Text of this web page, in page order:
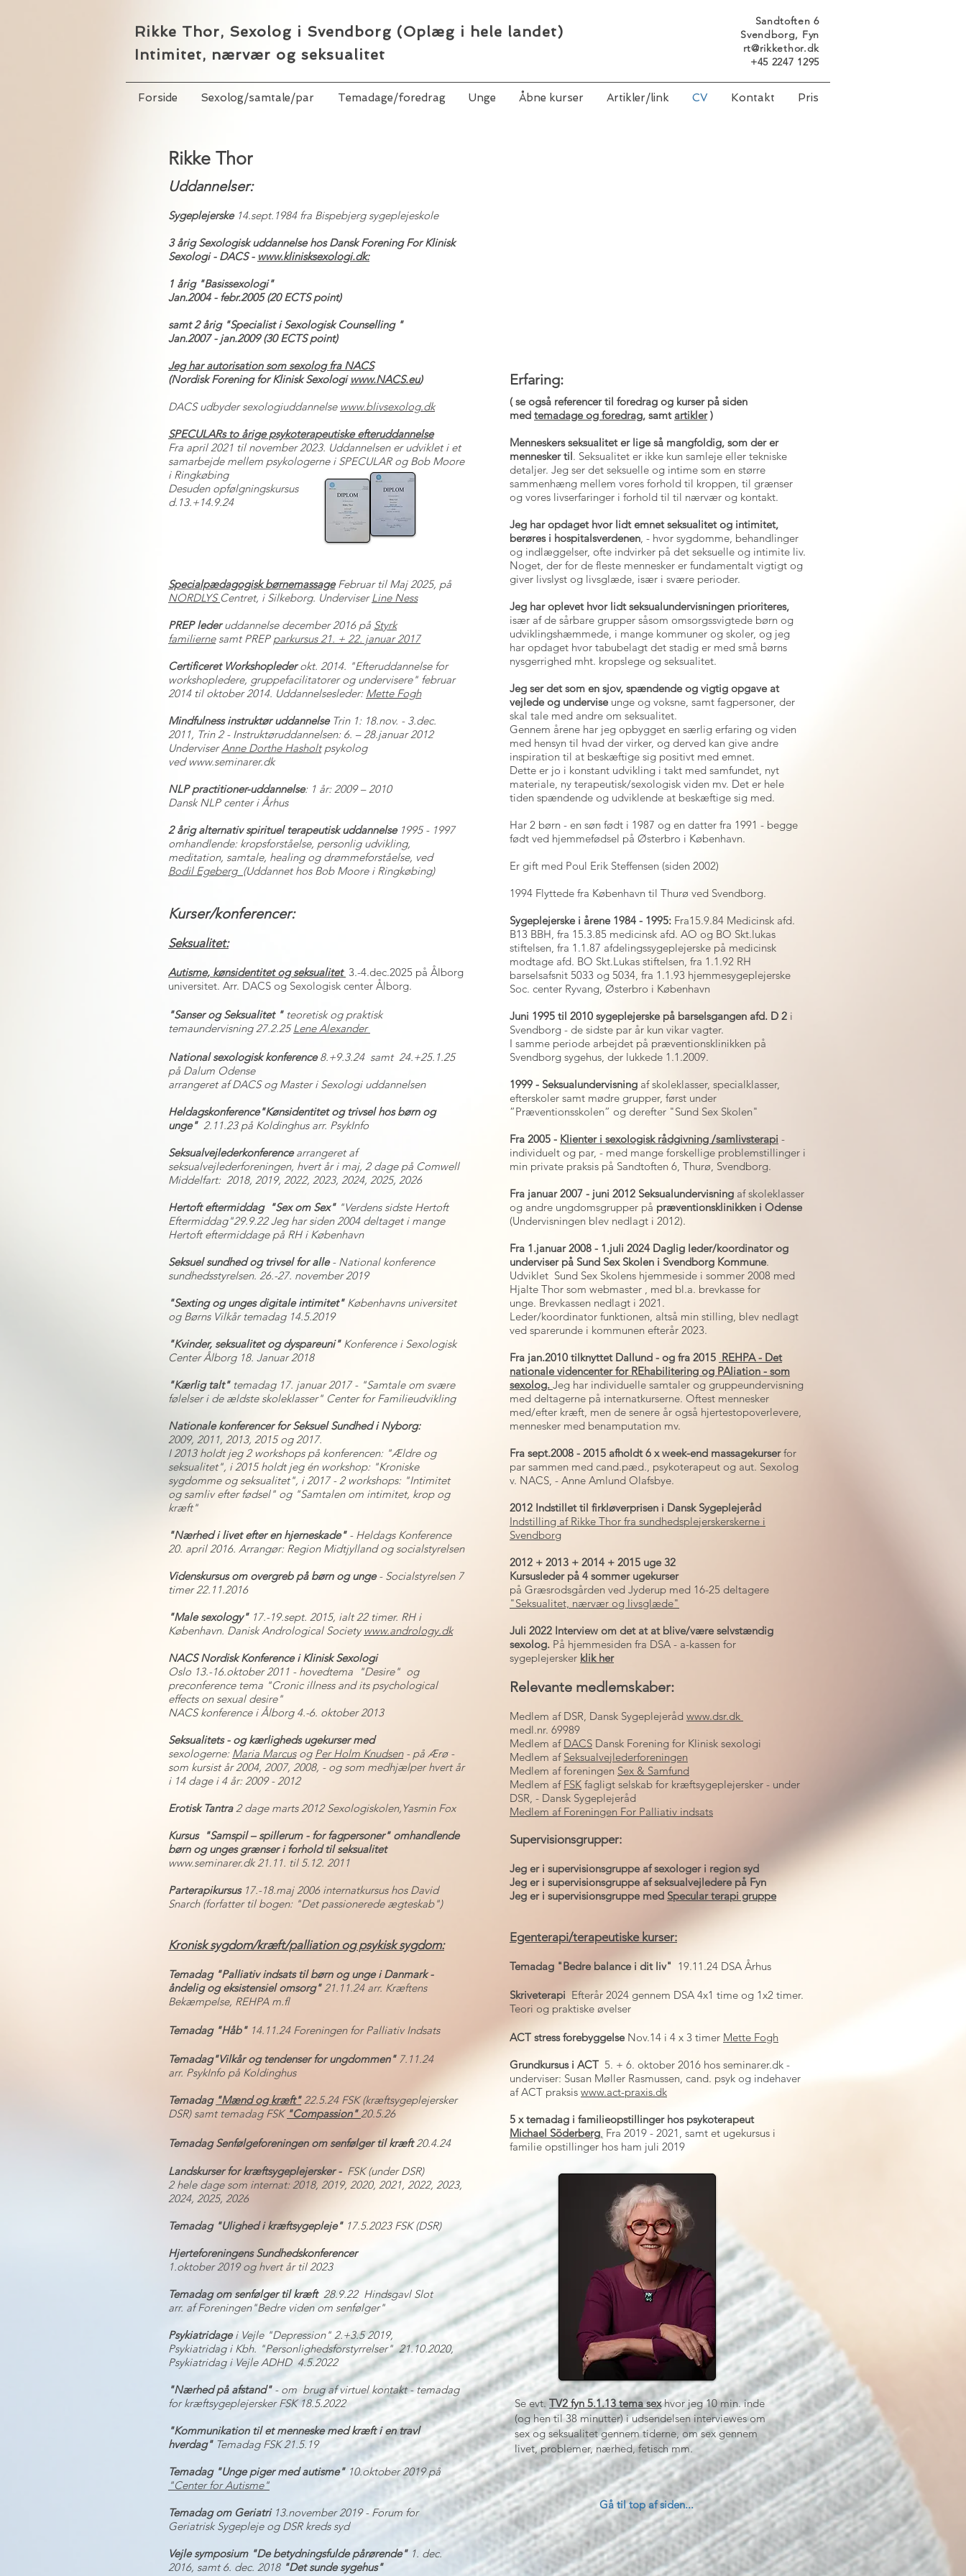
Rikke Thor, Sexolog i Svendborg (Oplæg i hele landet)
Intimitet, nærvær og seksualitet
Sandtoften 6
Svendborg, Fyn
rt@rikkethor.dk
+45 2247 1295
Forside Sexolog/samtale/par Temadage/foredrag Unge Åbne kurser Artikler/link CV Kontakt Pris
Rikke Thor
Uddannelser:
Sygeplejerske14.sept.1984 fra Bispebjerg sygeplejeskole
3 årig Sexologisk uddannelse hos Dansk Forening For Klinisk
Sexologi - DACS - www.klinisksexologi.dk:
1 årig "Basissexologi"
Jan.2004 - febr.2005 (20 ECTS point)
samt 2 årig "Specialist i Sexologisk Counselling "
Jan.2007 - jan.2009 (30 ECTS point)
Jeg har autorisation som sexolog fra NACS
(Nordisk Forening for Klinisk Sexologi www.NACS.eu)
DACS udbyder sexologiuddannelse www.blivsexolog.dk
SPECULARs to årige psykoterapeutiske efteruddannelse
Fra april 2021 til november 2023. Uddannelsen er udviklet i et
samarbejde mellem psykologerne i SPECULAR og Bob Moore
i Ringkøbing
Desuden opfølgningskursus
d.13.+14.9.24
Specialpædagogisk børnemassageFebruar til Maj 2025, på
NORDLYS Centret, i Silkeborg. UnderviserLine Ness
PREP lederuddannelse december 2016 på Styrk
familiernesamt PREP parkursus 21. + 22. januar 2017
Certificeret Workshopleder okt. 2014. "Efteruddannelse for
workshopledere, gruppefacilitatorer og undervisere" februar
2014 til oktober 2014. Uddannelsesleder: Mette Fogh
Mindfulness instruktør uddannelseTrin 1: 18.nov. - 3.dec.
2011, Trin 2 - Instruktøruddannelsen: 6. – 28.januar 2012
UnderviserAnne Dorthe Hasholtpsykolog
ved www.seminarer.dk
NLP practitioner-uddannelse: 1 år: 2009 – 2010
Dansk NLP center i Århus
2 årig alternativ spirituel terapeutisk uddannelse1995 - 1997
omhandlende: kropsforståelse, personlig udvikling,
meditation, samtale, healing og drømmeforståelse, ved
Bodil Egeberg (Uddannet hos Bob Moore i Ringkøbing)
Kurser/konferencer:
Seksualitet:
Autisme, kønsidentitet og seksualitet 3.-4.dec.2025 på Ålborg
universitet. Arr. DACS og Sexologisk center Ålborg.
"Sanser og Seksualitet " teoretisk og praktisk
temaundervisning 27.2.25Lene Alexander
National sexologisk konference8.+9.3.24 samt 24.+25.1.25
på Dalum Odense
arrangeret af DACS og Master i Sexologi uddannelsen
Heldagskonference"Kønsidentitet og trivsel hos børn og
unge" 2.11.23 på Koldinghus arr. PsykInfo
Seksualvejlederkonferencearrangeret af
seksualvejlederforeningen, hvert år i maj, 2 dage på Comwell
Middelfart: 2018, 2019, 2022, 2023, 2024, 2025, 2026
Hertoft eftermiddag "Sex om Sex" "Verdens sidste Hertoft
Eftermiddag"29.9.22 Jeg har siden 2004 deltaget i mange
Hertoft eftermiddage på RH i København
Seksuel sundhed og trivsel for alle- National konference
sundhedsstyrelsen. 26.-27. november 2019
"Sexting og unges digitale intimitet"Københavns universitet
og Børns Vilkår temadag 14.5.2019
"Kvinder, seksualitet og dyspareuni"Konference i Sexologisk
Center Ålborg 18. Januar 2018
"Kærlig talt"temadag17. januar 2017 - "Samtale om svære
følelser i de ældste skoleklasser" Center for Familieudvikling
Nationale konferencer for Seksuel Sundhed i Nyborg:
2009, 2011, 2013, 2015 og 2017.
I 2013 holdt jeg 2 workshops på konferencen:"Ældre og
seksualitet", i 2015 holdt jeg én workshop: "Kroniske
sygdomme og seksualitet", i 2017 - 2 workshops: "Intimitet
og samliv efter fødsel" og "Samtalen om intimitet, krop og
kræft"
"Nærhed i livet efter en hjerneskade"- Heldags Konference
20. april 2016. Arrangør: Region Midtjylland og socialstyrelsen
Videnskursus om overgreb på børn og unge- Socialstyrelsen 7
timer 22.11.2016
"Male sexology"17.-19.sept. 2015, ialt 22 timer. RH i
København. Danisk Andrological Society www.andrology.dk
NACS Nordisk Konference i Klinisk Sexologi
Oslo 13.-16.oktober 2011 - hovedtema "Desire" og
preconference tema "Cronic illness and its psychological
effects on sexual desire"
NACS konference i Ålborg 4.-6. oktober 2013
Seksualitets - og kærligheds ugekurser med
sexologerne: Maria Marcusog Per Holm Knudsen- på Ærø -
som kursist år 2004, 2007, 2008, - og som medhjælper hvert år
i 14 dage i 4 år: 2009 - 2012
Erotisk Tantra2 dage marts 2012 Sexologiskolen,Yasmin Fox
Kursus "Samspil – spillerum - for fagpersoner" omhandlende
børn og unges grænser i forhold til seksualitet
www.seminarer.dk21.11. til 5.12. 2011
Parterapikursus 17.-18.maj 2006internatkursus hos David
Snarch (forfatter til bogen: "Det passionerede ægteskab")
Kronisk sygdom/kræft/palliation og psykisk sygdom:
Temadag "Palliativ indsats til børn og unge i Danmark -
åndelig og eksistensiel omsorg"21.11.24 arr. Kræftens
Bekæmpelse, REHPA m.fl
Temadag "Håb" 14.11.24 Foreningen for Palliativ Indsats
Temadag"Vilkår og tendenser for ungdommen" 7.11.24
arr. PsykInfo på Koldinghus
Temadag "Mænd og kræft" 22.5.24 FSK (kræftsygeplejersker
DSR) samt temadag FSK "Compassion"20.5.26
Temadag Senfølgeforeningen om senfølger til kræft20.4.24
Landskurser for kræftsygeplejersker - FSK (under DSR)
2 hele dage som internat: 2018, 2019, 2020, 2021, 2022, 2023,
2024, 2025, 2026
Temadag "Ulighed i kræftsygepleje" 17.5.2023 FSK (DSR)
Hjerteforeningens Sundhedskonferencer
1.oktober 2019 og hvert år til 2023
Temadag om senfølger til kræft 28.9.22 Hindsgavl Slot
arr. af Foreningen"Bedre viden om senfølger"
Psykiatridagei Vejle "Depression" 2.+3.5 2019,
Psykiatridag i Kbh. "Personlighedsforstyrrelser" 21.10.2020,
Psykiatridag i Vejle ADHD 4.5.2022
"Nærhed på afstand"- om brug af virtuel kontakt - temadag
for kræftsygeplejersker FSK 18.5.2022
"Kommunikation til et menneske med kræft i en travl
hverdag"Temadag FSK 21.5.19
Temadag "Unge piger med autisme" 10.oktober 2019 på
"Center for Autisme"
Temadag om Geriatri 13.november 2019 - Forum for
Geriatrisk Sygepleje og DSR kreds syd
Vejle symposium "De betydningsfulde pårørende"1. dec.
2016, samt 6. dec. 2018 "Det sunde sygehus"
Erfaring:
( se også referencer til foredrag og kurser på siden
med temadage og foredrag, samt artikler)
Menneskers seksualitet er lige så mangfoldig, som der er
mennesker til. Seksualitet er ikke kun samleje eller tekniske
detaljer. Jeg ser det seksuelle og intime som en større
sammenhæng mellem vores forhold til kroppen, til grænser
og vores livserfaringer i forhold til til nærvær og kontakt.
Jeg har opdaget hvor lidt emnet seksualitet og intimitet,
berøres i hospitalsverdenen, - hvor sygdomme, behandlinger
og indlæggelser, ofte indvirker på det seksuelle og intimite liv.
Noget, der for de fleste mennesker er fundamentalt vigtigt og
giver livslyst og livsglæde, især i svære perioder.
Jeg har oplevet hvor lidt seksualundervisningen prioriteres,
især af de sårbare grupper såsom omsorgssvigtede børn og
udviklingshæmmede, i mange kommuner og skoler, og jeg
har opdaget hvor tabubelagt det stadig er med små børns
nysgerrighed mht. kropslege og seksualitet.
Jeg ser det som en sjov, spændende og vigtig opgave at
vejlede og underviseunge og voksne, samt fagpersoner, der
skal tale med andre om seksualitet.
Gennem årene har jeg opbygget en særlig erfaring og viden
med hensyn til hvad der virker, og derved kan give andre
inspiration til at beskæftige sig positivt med emnet.
Dette er jo i konstant udvikling i takt med samfundet, nyt
materiale, ny terapeutisk/sexologisk viden mv. Det er hele
tiden spændende og udviklende at beskæftige sig med.
Har 2 børn - en søn født i 1987 og en datter fra 1991 - begge
født ved hjemmefødsel på Østerbro i København.
Er gift med Poul Erik Steffensen (siden 2002)
1994 Flyttede fra København til Thurø ved Svendborg.
Sygeplejerske i årene 1984 - 1995: Fra15.9.84 Medicinsk afd.
B13 BBH, fra 15.3.85 medicinsk afd. AO og BO Skt.lukas
stiftelsen, fra 1.1.87 afdelingssygeplejerske på medicinsk
modtage afd. BO Skt.Lukas stiftelsen, fra 1.1.92 RH
barselsafsnit 5033 og 5034, fra 1.1.93 hjemmesygeplejerske
Soc. center Ryvang, Østerbro i København
Juni 1995 til 2010 sygeplejerske på barselsgangen afd. D 2 i
Svendborg - de sidste par år kun vikar vagter.
I samme periode arbejdet på præventionsklinikken på
Svendborg sygehus, der lukkede 1.1.2009.
1999 - Seksualundervisning af skoleklasser, specialklasser,
efterskoler samt mødre grupper, først under
”Præventionsskolen” og derefter "Sund Sex Skolen"
Fra 2005 - Klienter i sexologisk rådgivning /samlivsterapi -
individuelt og par, - med mange forskellige problemstillinger i
min private praksis på Sandtoften 6, Thurø, Svendborg.
Fra januar 2007 - juni 2012 Seksualundervisning af skoleklasser
og andre ungdomsgrupper på præventionsklinikken i Odense
(Undervisningen blev nedlagt i 2012).
Fra 1.januar 2008 - 1.juli 2024 Daglig leder/koordinator og
underviser på Sund Sex Skolen i Svendborg Kommune.
Udviklet Sund Sex Skolens hjemmeside i sommer 2008 med
Hjalte Thor som webmaster , med bl.a. brevkasse for
unge. Brevkassen nedlagt i 2021.
Leder/koordinator funktionen, altså min stilling, blev nedlagt
ved sparerunde i kommunen efterår 2023.
Fra jan.2010 tilknyttet Dallund - og fra 2015 REHPA - Det
nationale videncenter for REhabilitering og PAliation - som
sexolog. Jeg har individuelle samtaler og gruppeundervisning
med deltagerne på internatkurserne. Oftest mennesker
med/efter kræft, men de senere år også hjertestopoverlevere,
mennesker med benamputation mv.
Fra sept.2008 - 2015 afholdt 6 x week-end massagekurserfor
par sammen med cand.pæd., psykoterapeut og aut. Sexolog
v. NACS, - Anne Amlund Olafsbye.
2012 Indstillet til firkløverprisen i Dansk Sygeplejeråd
Indstilling af Rikke Thor fra sundhedsplejerskerskerne i
Svendborg
2012 + 2013 + 2014 + 2015 uge 32
Kursusleder på 4 sommer ugekurser
på Græsrodsgården ved Jyderup med 16-25 deltagere
"Seksualitet, nærvær og livsglæde"
Juli 2022 Interview om det at at blive/være selvstændig
sexolog. På hjemmesiden fra DSA - a-kassen for
sygeplejersker klik her
Relevante medlemskaber:
Medlem af DSR, Dansk Sygeplejeråd www.dsr.dk
medl.nr. 69989
Medlem af DACS Dansk Forening for Klinisk sexologi
Medlem af Seksualvejlederforeningen
Medlem af foreningen Sex & Samfund
Medlem af FSK fagligt selskab for kræftsygeplejersker - under
DSR, - Dansk Sygeplejeråd
Medlem af Foreningen For Palliativ indsats
Supervisionsgrupper:
Jeg er i supervisionsgruppe af sexologer i region syd
Jeg er i supervisionsgruppe af seksualvejledere på Fyn
Jeg er i supervisionsgruppe med Specular terapi gruppe
Egenterapi/terapeutiske kurser:
Temadag "Bedre balance i dit liv" 19.11.24 DSA Århus
Skriveterapi Efterår 2024 gennem DSA 4x1 time og 1x2 timer.
Teori og praktiske øvelser
ACT stress forebyggelseNov.14 i 4 x 3 timer Mette Fogh
Grundkursus i ACT 5. + 6. oktober 2016 hos seminarer.dk -
underviser: Susan Møller Rasmussen, cand. psyk og indehaver
af ACT praksis www.act-praxis.dk
5 x temadag i familieopstillinger hos psykoterapeut
Michael Söderberg, Fra 2019 - 2021, samt et ugekursus i
familie opstillinger hos ham juli 2019
Se evt. TV2 fyn 5.1.13 tema sexhvor jeg 10 min. inde
(og hen til 38 minutter) i udsendelsen interviewes om
sex og seksualitet gennem tiderne, om sex gennem
livet, problemer, nærhed, fetisch mm.
Gå til top af siden...